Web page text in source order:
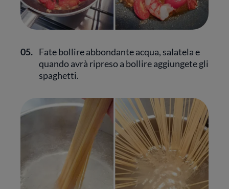
05. Fate bollire abbondante acqua, salatela e
quando avrà ripreso a bollire aggiungete gli
spaghetti.